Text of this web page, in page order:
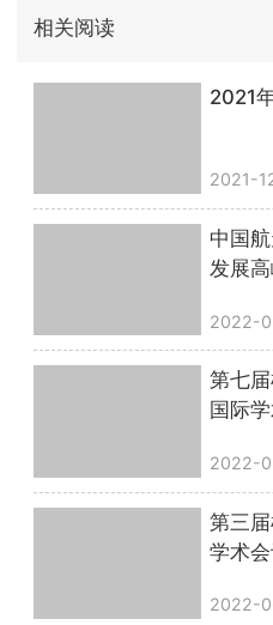
相关阅读
2021
2021-
中国
发展
2022-
第七
国际
2022-
第三
学术
2022-